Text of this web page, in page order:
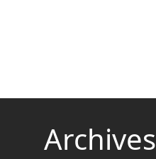
Archives